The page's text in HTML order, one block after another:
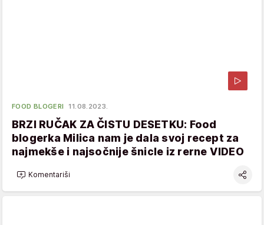
FOOD BLOGERI 11.08.2023.
BRZI RUČAK ZA ČISTU DESETKU: Food
blogerka Milica nam je dala svoj recept za
najmekše i najsočnije šnicle iz rerne VIDEO
Komentariši